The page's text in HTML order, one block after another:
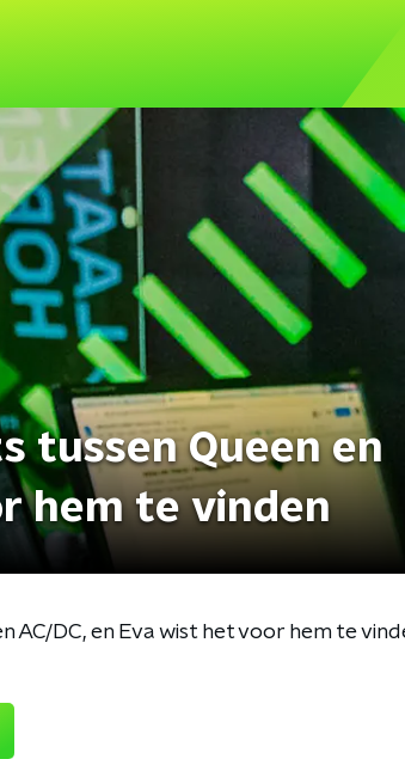
tussen Queen en
hem te vinden
AC/DC, en Eva wist het voor hem te